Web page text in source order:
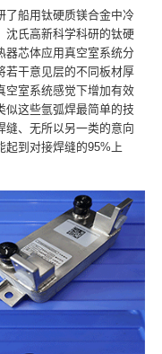
了船用钛硬质镁合金中冷
沈氏高新科学科研的钛硬
器芯体应用真空室系统分
若干意见层的不同板材厚
空室系统感觉下增加有效
似这些氩弧焊最简单的技
缝、无所以另一类的意向
起到对接焊缝的95%上